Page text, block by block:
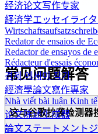
经济论文写作专家
経済学エッセイライ
Redator de ensaios de
Redactor de ensayos de
Rédacteur d'essais
경제 에세이 작가
經濟學論文寫作專家
Nhà viết bài luận Kinh tế
论文陈述生成器
論文ステートメント
常见问题解答
这与谷歌抄袭检测器